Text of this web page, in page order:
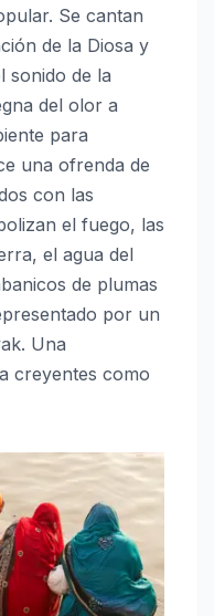
Se cantan
de la Diosa y
sonido de la
del olor a
para
una ofrenda de
con las
el fuego, las
el agua del
de plumas
por un
Una
creyentes como